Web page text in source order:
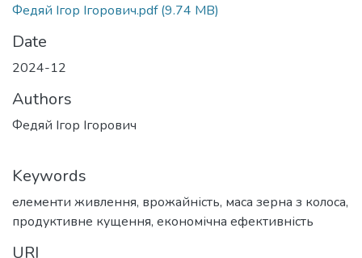
Федяй Ігор Ігорович.pdf(9.74 MB)
Date
2024-12
Authors
Федяй Ігор Ігорович
Keywords
елементи живлення, врожайність, маса зерна з колоса,
продуктивне кущення, економічна ефективність
URI